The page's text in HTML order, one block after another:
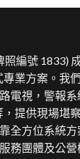
編號 1833)
業方案。 我
電視，警報系
提供現場堪
全方位系統
務團體及公